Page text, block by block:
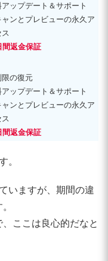
ップデート＆サポート
ャンとプレビューの永久ア
間返金保証
限の復元
ップデート＆サポート
ャンとプレビューの永久ア
間返金保証
。
いますが、期間の違
ここは良心的だなと